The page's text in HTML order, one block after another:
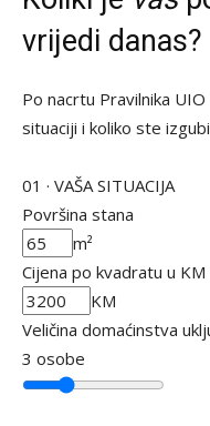
vrijedi danas?
Po nacrtu Pravilnika
situaciji i koliko ste
01 · VAŠA SITUACIJA
Površina stana
m²
Cijena po kvadratu u KM
KM
Veličina domaćinstva
3 osobe